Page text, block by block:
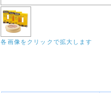
各画像をクリックで拡大します